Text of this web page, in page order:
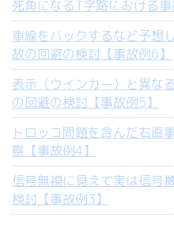
死角になるT字路における
車線をバックするなど予想
故の回避の検討【事故例6】
表示（ウインカー）と異な
の回避の検討【事故例5】
トロッコ問題を含んだ右直
察【事故例4】
信号無視に見えて実は信号
検討【事故例3】